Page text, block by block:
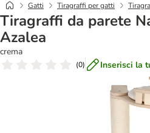
Gatti Tiragraffi per gatti
Tiragraffi da parete
Azalea
crema
(0) Inserisci la